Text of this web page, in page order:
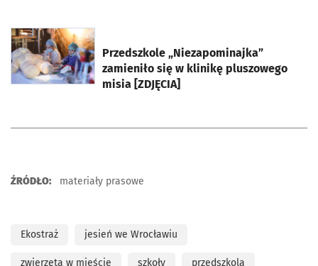
Przedszkole „Niezapominajka”
zamieniło się w klinikę pluszowego
misia [ZDJĘCIA]
otworzy się w nowej karcie
ŹRÓDŁO: materiały prasowe
Ekostraż jesień we Wrocławiu
zwierzęta w mieście szkoły przedszkola